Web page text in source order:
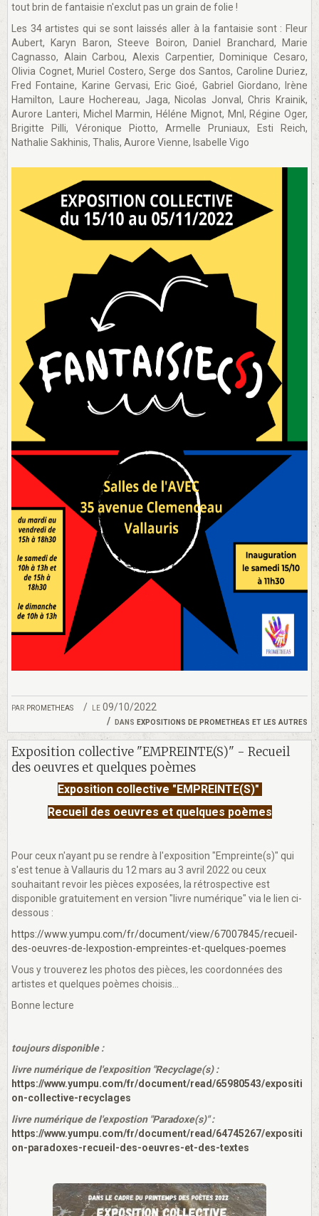
par prometheas
le 09/10/2022
dans expositions de prometheas et les autres
tout brin de fantaisie n'exclut pas un grain de folie !
Les 34 artistes qui se sont laissés aller à la fantaisie sont : Fleur
Aubert, Karyn Baron, Steeve Boiron, Daniel Branchard, Marie
Cagnasso, Alain Carbou, Alexis Carpentier, Dominique Cesaro,
Olivia Cognet, Muriel Costero, Serge dos Santos, Caroline Duriez,
Fred Fontaine, Karine Gervasi, Eric Gioé, Gabriel Giordano, Irène
Hamilton, Laure Hochereau, Jaga, Nicolas Jonval, Chris Krainik,
Aurore Lanteri, Michel Marmin, Héléne Mignot, Mnl, Régine Oger,
Brigitte Pilli, Véronique Piotto, Armelle Pruniaux, Esti Reich,
Nathalie Sakhinis, Thalis, Aurore Vienne, Isabelle Vigo
Exposition collective "EMPREINTE(S)" - Recueil
des oeuvres et quelques poèmes
Exposition collective "EMPREINTE(S)"
Recueil des oeuvres et quelques poèmes
Pour ceux n'ayant pu se rendre à l'exposition "Empreinte(s)" qui
s'est tenue à Vallauris du 12 mars au 3 avril 2022 ou ceux
souhaitant revoir les pièces exposées, la rétrospective est
disponible gratuitement en version "livre numérique" via le lien ci-
dessous :
https://www.yumpu.com/fr/document/view/67007845/recueil-
des-oeuvres-de-lexpostion-empreintes-et-quelques-poemes
Vous y trouverez les photos des pièces, les coordonnées des
artistes et quelques poèmes choisis...
Bonne lecture
toujours disponible :
livre numérique de l'exposition "Recyclage(s) :
https://www.yumpu.com/fr/document/read/65980543/expositi
on-collective-recyclages
livre numérique de l'expostion "Paradoxe(s)" :
https://www.yumpu.com/fr/document/read/64745267/expositi
on-paradoxes-recueil-des-oeuvres-et-des-textes